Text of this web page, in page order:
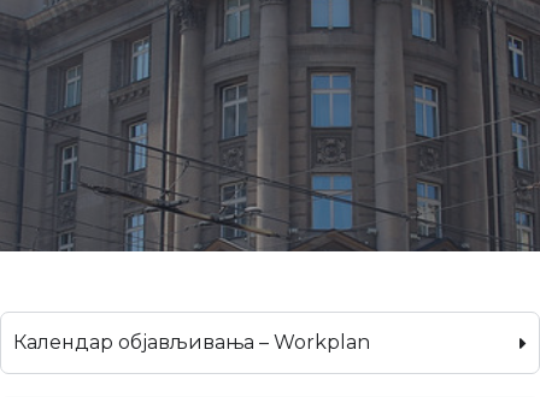
Календар објављивања – Workplan